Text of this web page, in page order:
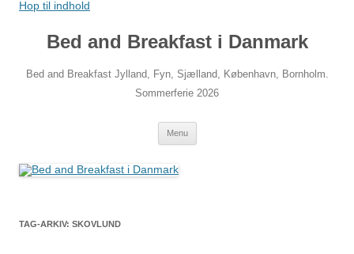
Hop til indhold
Bed and Breakfast i Danmark
Bed and Breakfast Jylland, Fyn, Sjælland, København, Bornholm.
Sommerferie 2026
Menu
TAG-ARKIV: SKOVLUND